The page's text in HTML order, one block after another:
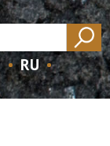
RU